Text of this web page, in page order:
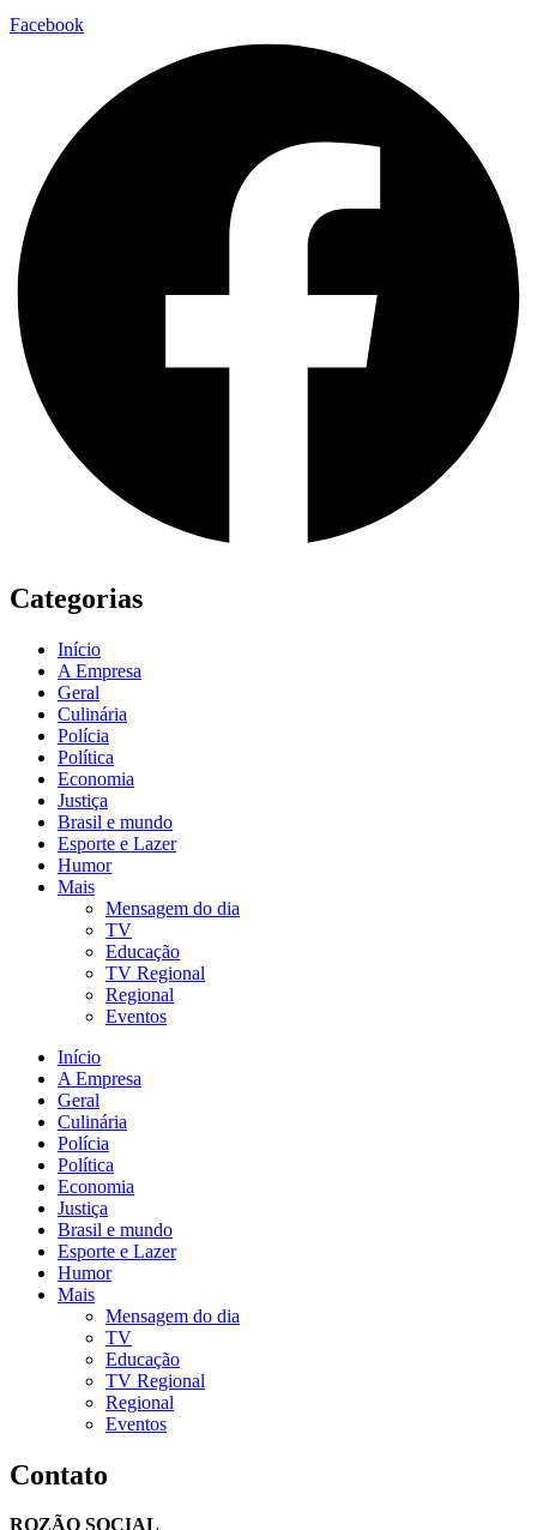
Facebook
Categorias
Início
A Empresa
Geral
Culinária
Polícia
Política
Economia
Justiça
Brasil e mundo
Esporte e Lazer
Humor
Mais
Mensagem do dia
TV
Educação
TV Regional
Regional
Eventos
Início
A Empresa
Geral
Culinária
Polícia
Política
Economia
Justiça
Brasil e mundo
Esporte e Lazer
Humor
Mais
Mensagem do dia
TV
Educação
TV Regional
Regional
Eventos
Contato
ROZÃO SOCIAL